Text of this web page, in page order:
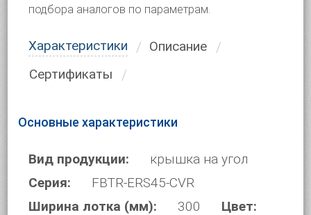
подбора аналогов по параметрам.
Характеристики
Описание
Сертификаты
Основные характеристики
Вид продукции:
крышка на угол
Серия:
FBTR-ERS45-CVR
Ширина лотка (мм):
300
Цвет: